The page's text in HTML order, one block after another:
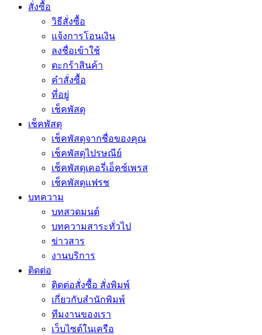
สั่งซื้อ
วิธีสั่งซื้อ
แจ้งการโอนเงิน
ลงชื่อเข้าใช้
ตะกร้าสินค้า
คำสั่งซื้อ
ที่อยู่
เช็คพัสดุ
เช็คพัสดุ
เช็คพัสดุจากชื่อของคุณ
เช็คพัสดุไปรษณีย์
เช็คพัสดุเคอรี่เอ็คซ์เพรส
เช็คพัสดุแฟรช
บทความ
บทสวดมนต์
บทความสาระทั่วไป
ข่าวสาร
งานบริการ
ติดต่อ
ติดต่อสั่งซื้อ สั่งพิมพ์
เกี่ยวกับสำนักพิมพ์
ทีมงานของเรา
เว็บไซต์ในเครือ